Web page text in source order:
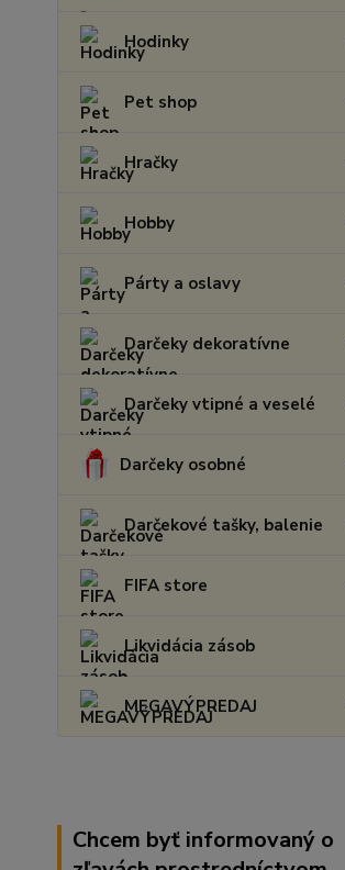
Hodinky
Pet shop
Hračky
Hobby
Párty a oslavy
Darčeky dekoratívne
Darčeky vtipné a veselé
Darčeky osobné
Darčekové tašky, balenie
FIFA store
Likvidácia zásob
MEGAVÝPREDAJ
Chcem byť informovaný o